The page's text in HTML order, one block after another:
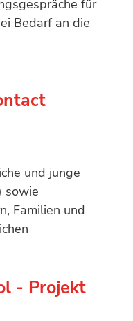
für
Bedarf an die
und junge
sowie
Familien und
- Projekt